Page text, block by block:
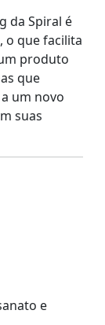
da Spiral é
o que facilita
produto
que
um novo
suas
e